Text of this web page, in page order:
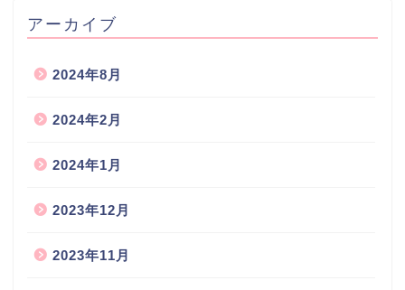
アーカイブ
2024年8月
2024年2月
2024年1月
2023年12月
2023年11月